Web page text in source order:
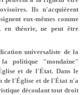
Ils n'acquièrent
eux-mêmes comme
en théorie, ne peut être
universaliste de la
politique "mondaine"
et de l'État. Dans le
de l'Église et de l'État n'a
découlant tout droit